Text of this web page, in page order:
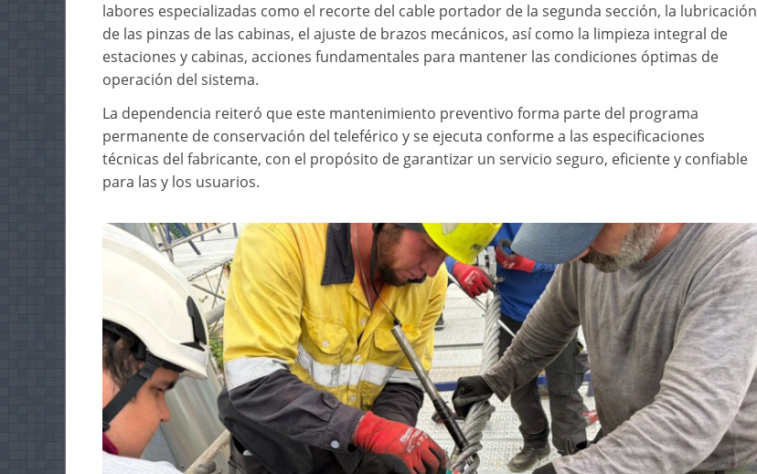
labores especializadas como el recorte del cable portador de la segunda sección, la lubricación
de las pinzas de las cabinas, el ajuste de brazos mecánicos, así como la limpieza integral de
estaciones y cabinas, acciones fundamentales para mantener las condiciones óptimas de
operación del sistema.
La dependencia reiteró que este mantenimiento preventivo forma parte del programa
permanente de conservación del teleférico y se ejecuta conforme a las especificaciones
técnicas del fabricante, con el propósito de garantizar un servicio seguro, eficiente y confiable
para las y los usuarios.